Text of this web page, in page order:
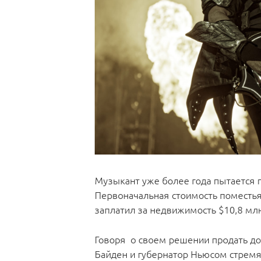
Музыкант уже более года
Первоначальная стоимость
заплатил за недвижимость $10,8
Говоря о своем решении продать
Байден и губернатор Ньюсом